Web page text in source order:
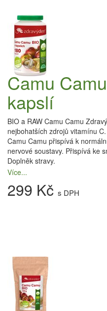
Camu
kapslí
BIO a RAW Camu Camu
nejbohatších zdrojů vitamínu
Camu Camu přispívá k
nervové soustavy. Přispívá ke
Doplněk stravy.
Více...
299 Kč s DPH